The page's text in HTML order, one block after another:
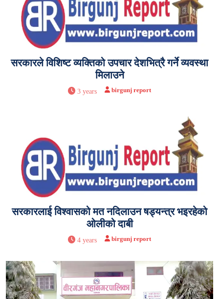
सरकारले विशिष्ट व्यक्तिको उपचार देशभित्रै गर्ने व्यवस्था
मिलाउने
3 years birgunj report
सरकारलाई विश्वासको मत नदिलाउन षड्यन्त्र भइरहेको
ओलीको दाबी
4 years birgunj report